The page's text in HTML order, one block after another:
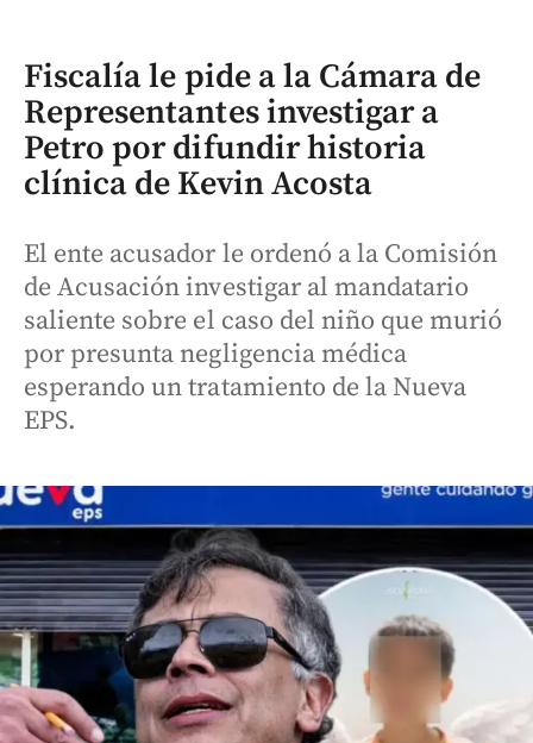
Fiscalía le pide a la Cámara de
Representantes investigar a
Petro por difundir historia
clínica de Kevin Acosta
El ente acusador le ordenó a la Comisión
de Acusación investigar al mandatario
saliente sobre el caso del niño que murió
por presunta negligencia médica
esperando un tratamiento de la Nueva
EPS.